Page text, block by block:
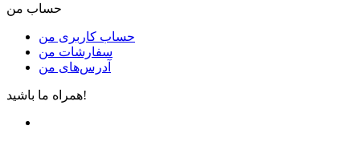
حساب من
حساب کاربری من
سفارشات من
آدرس‌های من
همراه ما باشید!